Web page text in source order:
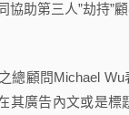
協助第三人”劫持”
顧問Michael Wu
其廣告內文或是